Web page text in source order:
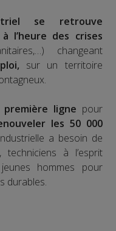
se retrouve
l’heure des crises
changeant
sur un territoire
ligne pour
les 50 000
a besoin de
techniciens à l’esprit
hommes pour
durables.